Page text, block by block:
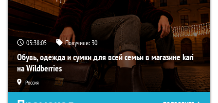
03:38:04 Получили: 30
Обувь, одежда и сумки для всей семьи в магазине kari
на Wildberries
Россия